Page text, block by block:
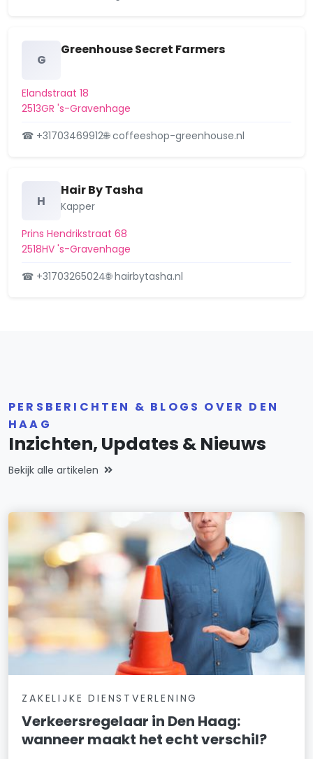
Wijk 39 Binckhorst
Wijk 41 Hoornwijk
Wijk 42 Ypenburg
Wijk 44 Leidschenveen
G
Greenhouse Secret Farmers
Elandstraat 18
2513GR 's-Gravenhage
☎ +31703469912🌐 coffeeshop-greenhouse.nl
H
Hair By Tasha
Kapper
Prins Hendrikstraat 68
2518HV 's-Gravenhage
☎ +31703265024🌐 hairbytasha.nl
PERSBERICHTEN & BLOGS OVER DEN
HAAG
Inzichten, Updates & Nieuws
Bekijk alle artikelen
ZAKELIJKE DIENSTVERLENING
Verkeersregelaar in Den Haag:
wanneer maakt het echt verschil?